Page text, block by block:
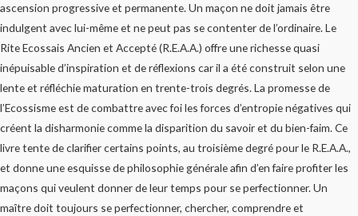
ascension progressive et permanente. Un maçon ne doit jamais être
indulgent avec lui-même et ne peut pas se contenter de l’ordinaire. Le
Rite Ecossais Ancien et Accepté (R.E.A.A.) offre une richesse quasi
inépuisable d’inspiration et de réflexions car il a été construit selon une
lente et réfléchie maturation en trente-trois degrés. La promesse de
l’Ecossisme est de combattre avec foi les forces d’entropie négatives qui
créent la disharmonie comme la disparition du savoir et du bien-faim. Ce
livre tente de clarifier certains points, au troisième degré pour le R.E.A.A.,
et donne une esquisse de philosophie générale afin d’en faire profiter les
maçons qui veulent donner de leur temps pour se perfectionner. Un
maître doit toujours se perfectionner, chercher, comprendre et